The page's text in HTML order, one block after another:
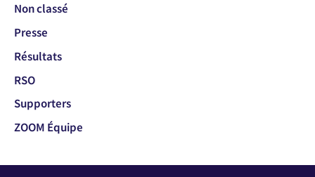
Non classé
Presse
Résultats
RSO
Supporters
ZOOM Équipe